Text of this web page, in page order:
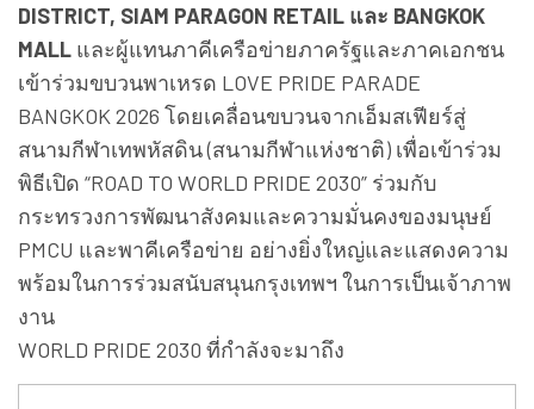
DISTRICT, SIAM PARAGON RETAIL และ BANGKOK
MALL และผู้แทนภาคีเครือข่ายภาครัฐและภาคเอกชน
เข้าร่วมขบวนพาเหรด LOVE PRIDE PARADE
BANGKOK 2026 โดยเคลื่อนขบวนจากเอ็มสเฟียร์สู่
สนามกีฬาเทพหัสดิน (สนามกีฬาแห่งชาติ) เพื่อเข้าร่วม
พิธีเปิด “ROAD TO WORLD PRIDE 2030” ร่วมกับ
กระทรวงการพัฒนาสังคมและความมั่นคงของมนุษย์
PMCU และพาคีเครือข่าย อย่างยิ่งใหญ่และแสดงความ
พร้อมในการร่วมสนับสนุนกรุงเทพฯ ในการเป็นเจ้าภาพ
งาน
WORLD PRIDE 2030 ที่กำลังจะมาถึง